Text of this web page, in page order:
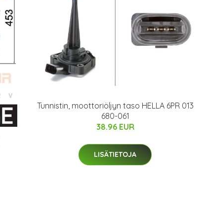
Tunnistin, moottoriöljyn taso HELLA 6PR 013
680-061
38.96 EUR
LISÄTIETOJA